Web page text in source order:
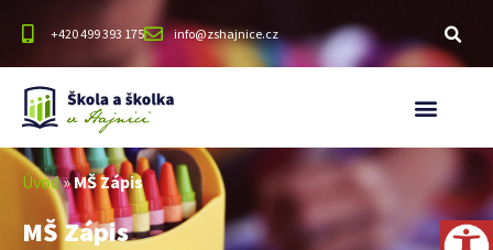
+420 499 393 175 info@zshajnice.cz
Úvod»MŠ Zápis
MŠ Zápis